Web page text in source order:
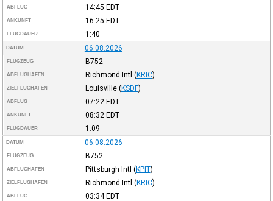
ABFLUG 14:45 EDT
ANKUNFT 16:25 EDT
FLUGDAUER 1:40
DATUM 06.08.2026
FLUGZEUG B752
ABFLUGHAFEN Richmond Intl (KRIC)
ZIELFLUGHAFEN Louisville (KSDF)
ABFLUG 07:22 EDT
ANKUNFT 08:32 EDT
FLUGDAUER 1:09
DATUM 06.08.2026
FLUGZEUG B752
ABFLUGHAFEN Pittsburgh Intl (KPIT)
ZIELFLUGHAFEN Richmond Intl (KRIC)
ABFLUG 03:34EDT